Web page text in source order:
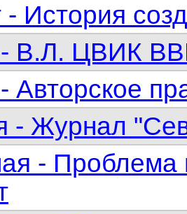
История
- В.Л. ЦВИК
Авторское
- Журнал
- Проблема